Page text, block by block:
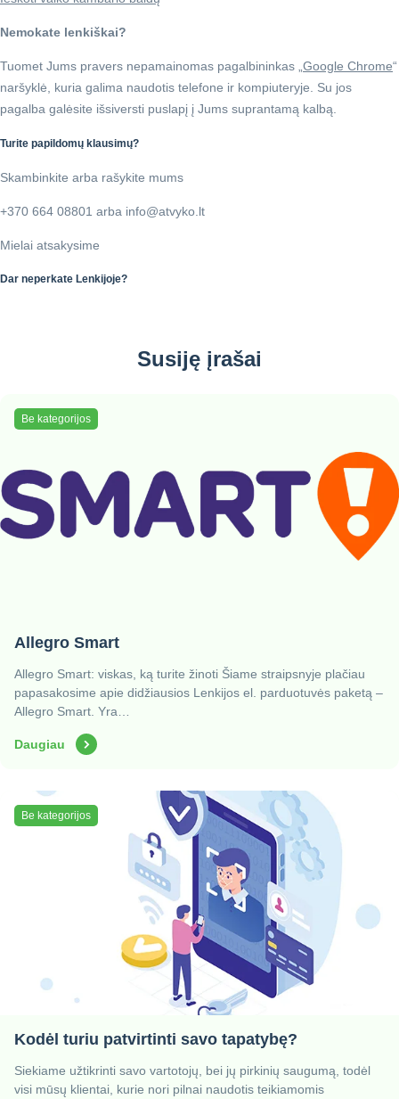
Nemokate lenkiškai?
Tuomet Jums pravers nepamainomas pagalbininkas „Google Chrome“
naršyklė, kuria galima naudotis telefone ir kompiuteryje. Su jos
pagalba galėsite išsiversti puslapį į Jums suprantamą kalbą.
Turite papildomų klausimų?
Skambinkite arba rašykite mums
+370 664 08801 arba info@atvyko.lt
Mielai atsakysime
Dar neperkate Lenkijoje?
Susiję įrašai
Be kategorijos
Allegro Smart
Allegro Smart: viskas, ką turite žinoti Šiame straipsnyje plačiau
papasakosime apie didžiausios Lenkijos el. parduotuvės paketą –
Allegro Smart. Yra…
Daugiau
Be kategorijos
Kodėl turiu patvirtinti savo tapatybę?
Siekiame užtikrinti savo vartotojų, bei jų pirkinių saugumą, todėl
visi mūsų klientai, kurie nori pilnai naudotis teikiamomis